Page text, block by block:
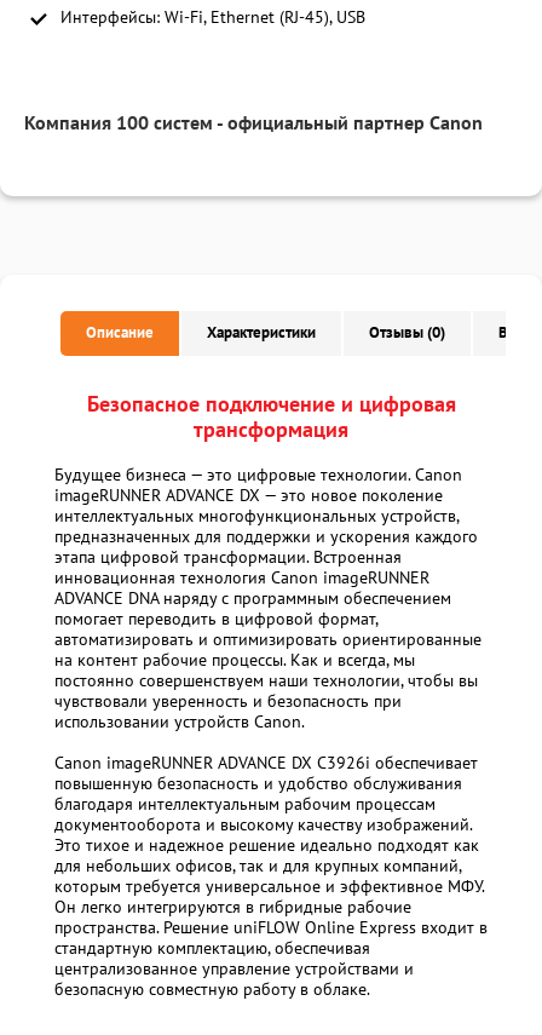
Интерфейсы: Wi-Fi, Ethernet (RJ-45), USB
Компания 100 систем - официальный партнер Canon
Описание Характеристики Отзывы (0)
Безопасное подключение и цифровая
трансформация
Будущее бизнеса — это цифровые технологии. Canon
imageRUNNER ADVANCE DX — это новое поколение
интеллектуальных многофункциональных устройств,
предназначенных для поддержки и ускорения каждого
этапа цифровой трансформации. Встроенная
инновационная технология Canon imageRUNNER
ADVANCE DNA наряду с программным обеспечением
помогает переводить в цифровой формат,
автоматизировать и оптимизировать ориентированные
на контент рабочие процессы. Как и всегда, мы
постоянно совершенствуем наши технологии, чтобы вы
чувствовали уверенность и безопасность при
использовании устройств Canon.
Canon imageRUNNER ADVANCE DX C3926i обеспечивает
повышенную безопасность и удобство обслуживания
благодаря интеллектуальным рабочим процессам
документооборота и высокому качеству изображений.
Это тихое и надежное решение идеально подходят как
для небольших офисов, так и для крупных компаний,
которым требуется универсальное и эффективное МФУ.
Он легко интегрируются в гибридные рабочие
пространства. Решение uniFLOW Online Express входит в
стандартную комплектацию, обеспечивая
централизованное управление устройствами и
безопасную совместную работу в облаке.